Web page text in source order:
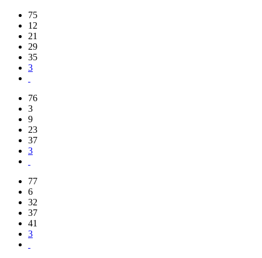
75
12
21
29
35
3
76
3
9
23
37
3
77
6
32
37
41
3